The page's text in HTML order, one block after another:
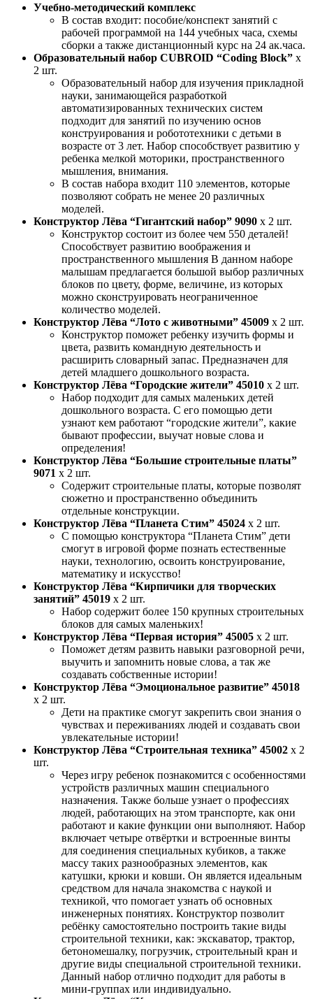
Учебно-методический комплекс
В состав входит: пособие/конспект занятий с
рабочей программой на 144 учебных часа, схемы
сборки а также дистанционный курс на 24 ак.часа.
Образовательный набор CUBROID “Coding Block” x
2 шт.
Образовательный набор для изучения прикладной
науки, занимающейся разработкой
автоматизированных технических систем
подходит для занятий по изучению основ
конструирования и робототехники с детьми в
возрасте от 3 лет. Набор способствует развитию у
ребенка мелкой моторики, пространственного
мышления, внимания.
В состав набора входит 110 элементов, которые
позволяют собрать не менее 20 различных
моделей.
Конструктор Лёва “Гигантский набор” 9090 x 2 шт.
Конструктор состоит из более чем 550 деталей!
Способствует развитию воображения и
пространственного мышления В данном наборе
малышам предлагается большой выбор различных
блоков по цвету, форме, величине, из которых
можно сконструировать неограниченное
количество моделей.
Конструктор Лёва “Лото с животными” 45009 x 2 шт.
Конструктор поможет ребенку изучить формы и
цвета, развить командную деятельность и
расширить словарный запас. Предназначен для
детей младшего дошкольного возраста.
Конструктор Лёва “Городские жители” 45010 x 2 шт.
Набор подходит для самых маленьких детей
дошкольного возраста. С его помощью дети
узнают кем работают “городские жители”, какие
бывают профессии, выучат новые слова и
определения!
Конструктор Лёва “Большие строительные платы”
9071 x 2 шт.
Содержит строительные платы, которые позволят
сюжетно и пространственно объединить
отдельные конструкции.
Конструктор Лёва “Планета Стим” 45024 x 2 шт.
С помощью конструктора “Планета Стим” дети
смогут в игровой форме познать естественные
науки, технологию, освоить конструирование,
математику и искусство!
Конструктор Лёва “Кирпичики для творческих
занятий” 45019 x 2 шт.
Набор содержит более 150 крупных строительных
блоков для самых маленьких!
Конструктор Лёва “Первая история” 45005 x 2 шт.
Поможет детям развить навыки разговорной речи,
выучить и запомнить новые слова, а так же
создавать собственные истории!
Конструктор Лёва “Эмоциональное развитие” 45018
x 2 шт.
Дети на практике смогут закрепить свои знания о
чувствах и переживаниях людей и создавать свои
увлекательные истории!
Конструктор Лёва “Строительная техника” 45002 x 2
шт.
Через игру ребенок познакомится с особенностями
устройств различных машин специального
назначения. Также больше узнает о профессиях
людей, работающих на этом транспорте, как они
работают и какие функции они выполняют. Набор
включает четыре отвёртки и встроенные винты
для соединения специальных кубиков, а также
массу таких разнообразных элементов, как
катушки, крюки и ковши. Он является идеальным
средством для начала знакомства с наукой и
техникой, что помогает узнать об основных
инженерных понятиях. Конструктор позволит
ребёнку самостоятельно построить такие виды
строительной техники, как: экскаватор, трактор,
бетономешалку, погрузчик, строительный кран и
другие виды специальной строительной техники.
Данный набор отлично подходит для работы в
мини-группах или индивидуально.